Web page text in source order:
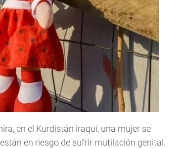
en el Kurdistán iraquí, una mujer se
en riesgo de sufrir mutilación genital.